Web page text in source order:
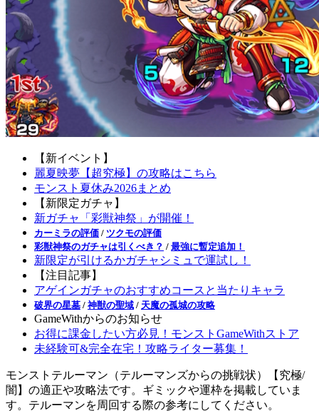
【新イベント】
麗夏映夢【超究極】の攻略はこちら
モンスト夏休み2026まとめ
【新限定ガチャ】
新ガチャ「彩獣神祭」が開催！
カーミラの評価 / ツクモの評価
彩獣神祭のガチャは引くべき？ / 最強に暫定追加！
新限定が引けるかガチャシミュで運試し！
【注目記事】
アゲインガチャのおすすめコースと当たりキャラ
破界の星墓 / 神獣の聖域 / 天魔の孤城の攻略
GameWithからのお知らせ
お得に課金したい方必見！モンストGameWithストア
未経験可&完全在宅！攻略ライター募集！
モンストテルーマン（テルーマンズからの挑戦状）【究極/
闇】の適正や攻略法です。ギミックや運枠を掲載していま
す。テルーマンを周回する際の参考にしてください。